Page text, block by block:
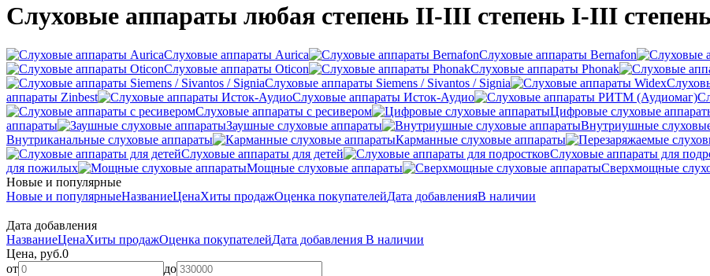
Слуховые аппараты любая степень II-III степень I-III
Слуховые аппараты Aurica Слуховые аппараты Bernafon
Слуховые аппараты Oticon
Слуховые аппараты Phonak
Слуховые аппараты Siemens / Sivantos / Signia
аппараты Zinbest
Слуховые аппараты Исток-Аудио
Слуховые аппараты с ресивером
Цифровые слуховые
аппараты
Заушные слуховые аппараты
Внутриушные
Внутриканальные слуховые аппараты
Карманные слуховые аппараты
Слуховые аппараты для детей
Слуховые аппараты для
для пожилых
Мощные слуховые аппараты
Сверхмощные
Новые и популярные
Новые и популярныеНазваниеЦенаХиты продажОценка покупателейДата добавленияВ наличии
Дата добавления
НазваниеЦенаХиты продажОценка покупателейДата добавления В наличии
Цена, руб.0
от
до